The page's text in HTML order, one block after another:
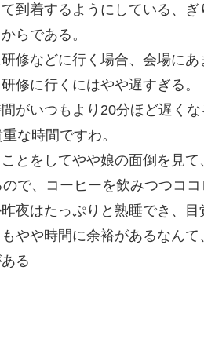
到着するようにしている、
らである。
修などに行く場合、会場に
修に行くにはやや遅すぎる。
がいつもより20分ほど遅くな
な時間ですわ。
とをしてやや娘の面倒を見て
で、コーヒーを飲みつつココ
夜はたっぷりと熟睡でき、目
やや時間に余裕があるなんて
る